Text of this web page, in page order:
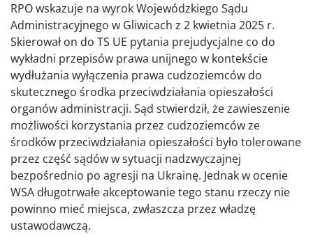
RPO wskazuje na wyrok Wojewódzkiego Sądu
Administracyjnego w Gliwicach z 2 kwietnia 2025 r.
Skierował on do TS UE pytania prejudycjalne co do
wykładni przepisów prawa unijnego w kontekście
wydłużania wyłączenia prawa cudzoziemców do
skutecznego środka przeciwdziałania opieszałości
organów administracji. Sąd stwierdził, że zawieszenie
możliwości korzystania przez cudzoziemców ze
środków przeciwdziałania opieszałości było tolerowane
przez część sądów w sytuacji nadzwyczajnej
bezpośrednio po agresji na Ukrainę. Jednak w ocenie
WSA długotrwałe akceptowanie tego stanu rzeczy nie
powinno mieć miejsca, zwłaszcza przez władzę
ustawodawczą.